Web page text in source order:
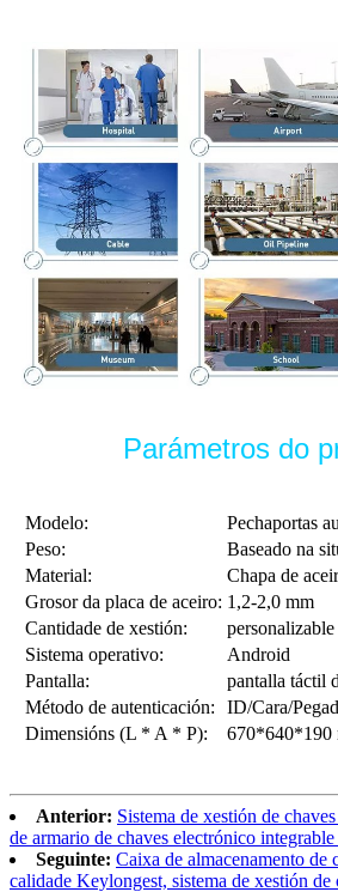
Parámetros do
Modelo:
Pechaportas
Peso:
Baseado na
Material:
Chapa de
Grosor da placa de aceiro: 1,2-2,0 mm
Cantidade de xestión:
personalizable
Sistema operativo:
Android
Pantalla:
pantalla táctil
Método de autenticación:
ID/Cara/
Dimensións (L * A * P):
670*640*190
Anterior: Sistema de xestión de
de armario de chaves electrónico
Seguinte: Caixa de almacenamento de
calidade Keylongest, sistema de xestión de